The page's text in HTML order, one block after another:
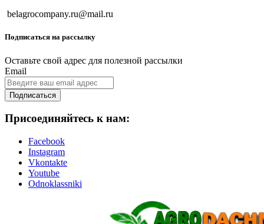
belagrocompany.ru@mail.ru
Подписаться на рассылку
Оставьте свой адрес для полезной рассылки
Email
Подписаться
Присоединяйтесь к нам:
Facebook
Instagram
Vkontakte
Youtube
Odnoklassniki